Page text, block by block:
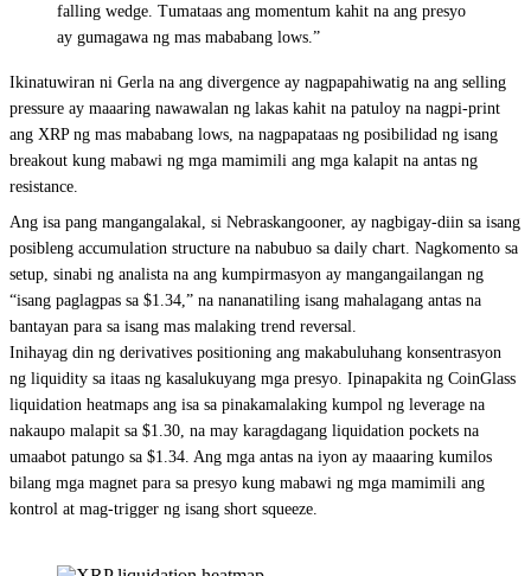
falling wedge. Tumataas ang momentum kahit na ang presyo
ay gumagawa ng mas mababang lows.”
Ikinatuwiran ni Gerla na ang divergence ay nagpapahiwatig na ang selling
pressure ay maaaring nawawalan ng lakas kahit na patuloy na nagpi-print
ang XRP ng mas mababang lows, na nagpapataas ng posibilidad ng isang
breakout kung mabawi ng mga mamimili ang mga kalapit na antas ng
resistance.
Ang isa pang mangangalakal, si Nebraskangooner, ay nagbigay-diin sa isang
posibleng accumulation structure na nabubuo sa daily chart. Nagkomento sa
setup, sinabi ng analista na ang kumpirmasyon ay mangangailangan ng
“isang paglagpas sa $1.34,” na nananatiling isang mahalagang antas na
bantayan para sa isang mas malaking trend reversal.
Inihayag din ng derivatives positioning ang makabuluhang konsentrasyon
ng liquidity sa itaas ng kasalukuyang mga presyo. Ipinapakita ng CoinGlass
liquidation heatmaps ang isa sa pinakamalaking kumpol ng leverage na
nakaupo malapit sa $1.30, na may karagdagang liquidation pockets na
umaabot patungo sa $1.34. Ang mga antas na iyon ay maaaring kumilos
bilang mga magnet para sa presyo kung mabawi ng mga mamimili ang
kontrol at mag-trigger ng isang short squeeze.